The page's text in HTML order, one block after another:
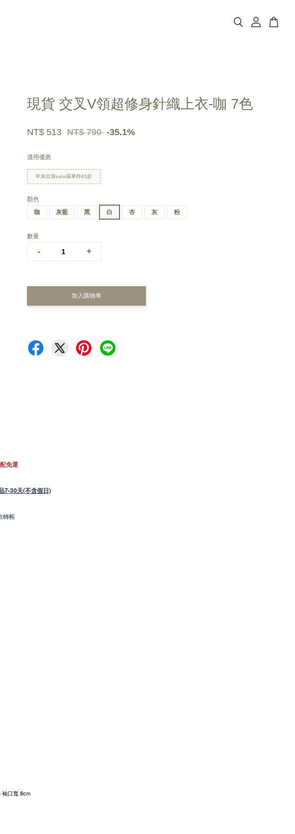
現貨 交叉V領超修身針織上衣-咖 7色
NT$ 513 NT$ 790 -35.1%
適用優惠
年末出清sale區單件65折
顏色
咖
灰藍 黑 白 杏 灰 粉
數量
- +
加入購物車
免運
7-30天(不含假日)
轉帳
袖口寬 8cm